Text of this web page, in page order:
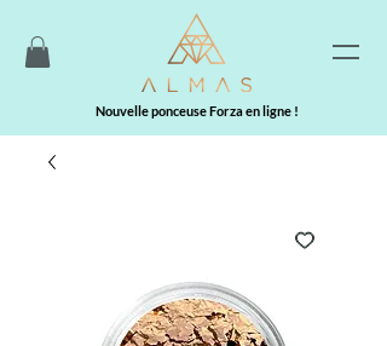
Nouvelle ponceuse Forza en ligne !